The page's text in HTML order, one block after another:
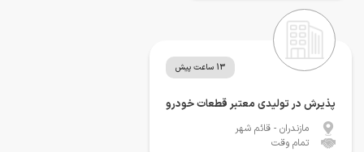
13 ساعت پیش
پذیرش در تولیدی معتبر قطعات خودرو
مازندران - قائم شهر
تمام وقت